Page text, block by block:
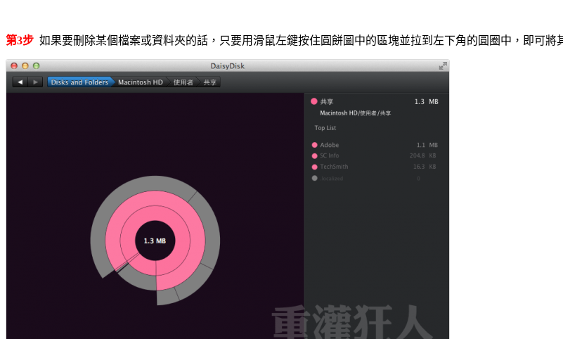
第3步 如果要刪除某個檔案或資料夾的話，只要用滑鼠左鍵按住圓餅圖中的區塊並拉到左下角的圓圈中，即可